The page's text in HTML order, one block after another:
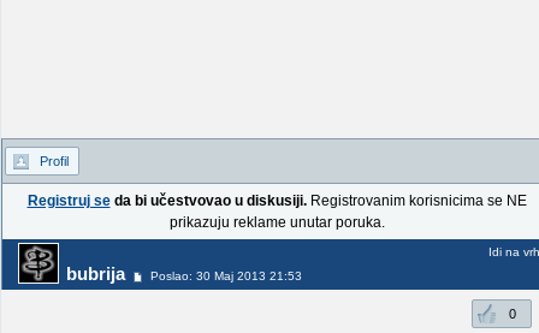
Profil
Registruj seda bi učestvovao u diskusiji.Registrovanim korisnicima se NE
prikazuju reklame unutar poruka.
bubrija Poslao: 30 Maj 2013 21:53
Idi na vrh
0